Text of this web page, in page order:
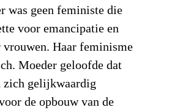
was geen feministe die
voor emancipatie en
Haar feminisme
Moeder geloofde dat
zich gelijkwaardig
de opbouw van de